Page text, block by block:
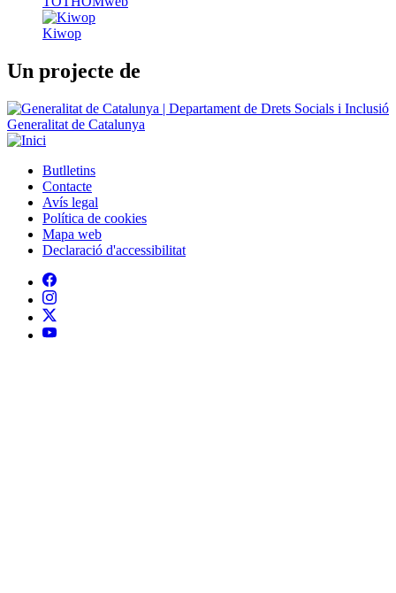
Generalitat de Catalunya
Peu
Butlletins
Contacte
Avís legal
Política de cookies
Mapa web
Declaració d'accessibilitat